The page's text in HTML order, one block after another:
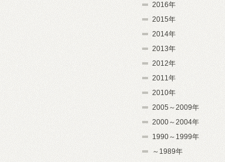
2016年
2015年
2014年
2013年
2012年
2011年
2010年
2005～2009年
2000～2004年
1990～1999年
～1989年